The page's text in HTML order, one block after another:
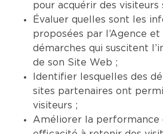
pour acquérir des visiteurs
Évaluer quelles sont les
proposées par l’Agence
démarches qui suscitent
de son Site Web ;
Identifier lesquelles des
sites partenaires ont
visiteurs ;
Améliorer la performance